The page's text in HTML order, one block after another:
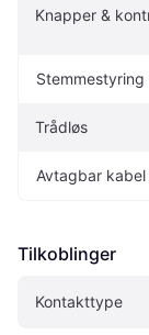
Knapper &
Stemmestyring
Trådløs
Avtagbar kabel
Tilkoblinger
Kontakttype